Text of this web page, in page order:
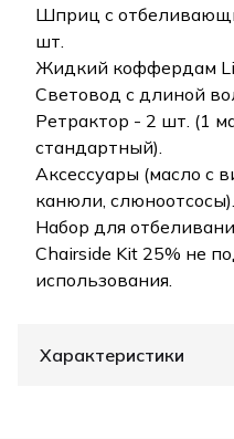
Шприц с
шт.
Жидкий коффердам
Световод с длиной
Ретрактор - 2 шт. (1
стандартный).
Аксессуары (масло с
канюли, слюноотсосы).
Набор для
Chairside Kit 25% не
использования.
Характеристики